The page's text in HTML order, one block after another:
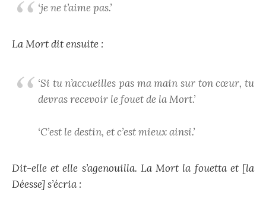
‘je ne t’aime pas.’
La Mort dit ensuite :
‘Si tu n’accueilles pas ma main sur ton cœur, tu
devras recevoir le fouet de la Mort.’
‘C’est le destin, et c’est mieux ainsi.’
Dit-elle et elle s’agenouilla. La Mort la fouetta et [la
Déesse] s’écria :